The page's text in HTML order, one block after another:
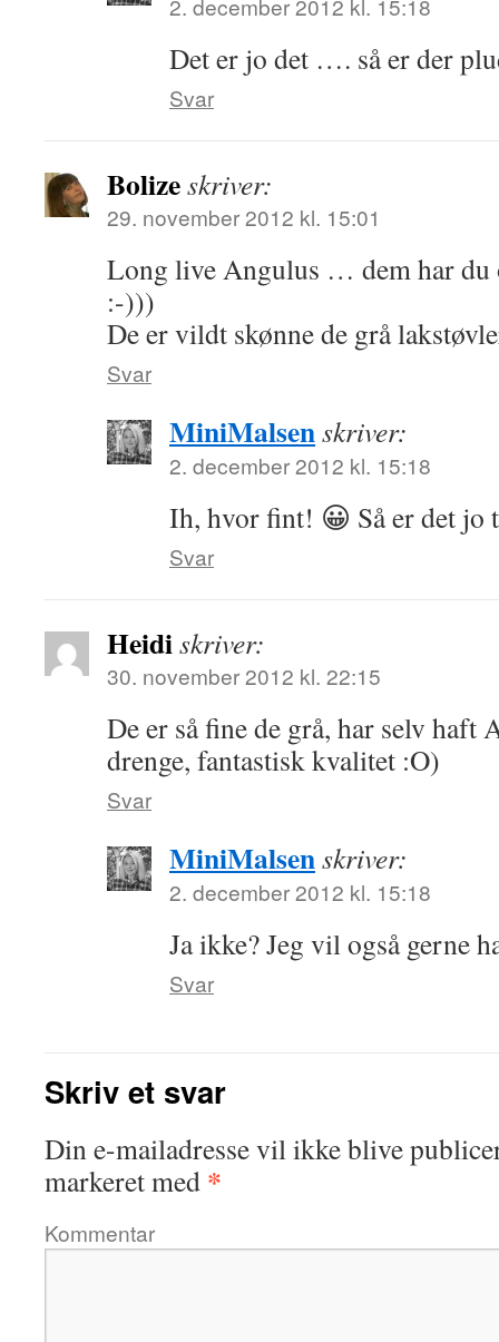
2. december 2012 kl. 15:18
Det er jo det …. så er der
Svar
Bolizeskriver:
29. november 2012 kl. 15:01
Long live Angulus … dem har du
:-)))
De er vildt skønne de grå
Svar
MiniMalsenskriver:
2. december 2012 kl. 15:18
Ih, hvor fint! 😀 Så er det
Svar
Heidiskriver:
30. november 2012 kl. 22:15
De er så fine de grå, har selv haft
drenge, fantastisk kvalitet :O)
Svar
MiniMalsenskriver:
2. december 2012 kl. 15:18
Ja ikke? Jeg vil også gerne
Svar
Skriv et svar
Din e-mailadresse vil ikke blive
markeret med *
Kommentar